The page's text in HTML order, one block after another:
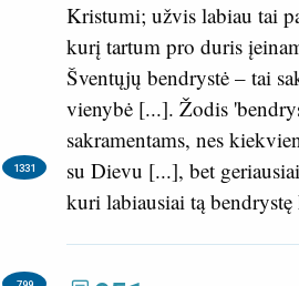
Kristumi; užvis labiau tai
kurį tartum pro duris
Šventųjų bendrystė – tai
vienybė [...]. Žodis
sakramentams, nes
su Dievu [...],
1331
bet
kuri labiausiai tą bendrystę